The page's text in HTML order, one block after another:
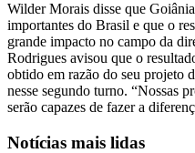
Wilder Morais disse que
importantes do Brasil e que o
grande impacto no campo da
Rodrigues avisou que o
obtido em razão do seu projeto
nesse segundo turno. “Nossas
serão capazes de fazer a
Notícias mais lidas